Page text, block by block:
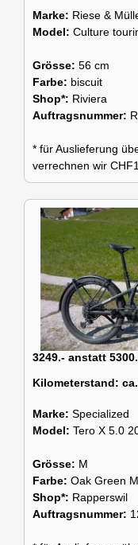
Marke: Riese &
Model: Culture
Grösse: 56 cm
Farbe: biscuit
Shop*: Riviera
Auftragsnummer:
* für Auslieferung
verrechnen wir
3249.- anstatt
Kilometerstand:
Marke: Specialized
Model: Tero X 5.0
Grösse: M
Farbe: Oak Green
Shop*: Rapperswil
Auftragsnummer: